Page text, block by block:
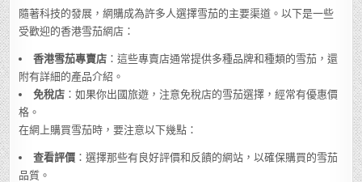
隨著科技的發展，網購成為許多人選擇雪茄的主要渠道。以下是一些
受歡迎的香港雪茄網店：
香港雪茄專賣店 ：這些專賣店通常提供多種品牌和種類的雪茄，還
附有詳細的產品介紹。
免稅店 ：如果你出國旅遊，注意免稅店的雪茄選擇，經常有優惠價
格。
在網上購買雪茄時，要注意以下幾點：
查看評價 ：選擇那些有良好評價和反饋的網站，以確保購買的雪茄
品質。